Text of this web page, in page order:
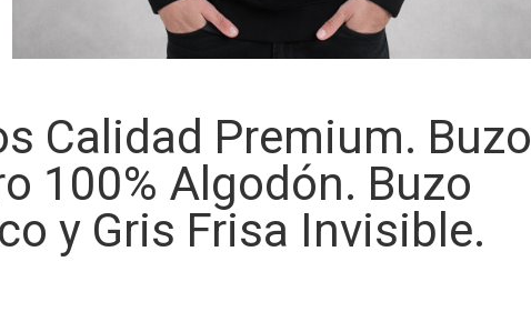
Calidad Premium. Buzo
100% Algodón. Buzo
y Gris Frisa Invisible.